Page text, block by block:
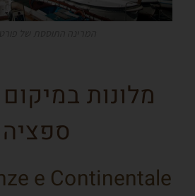
מלונות
ספציה
e Continentale